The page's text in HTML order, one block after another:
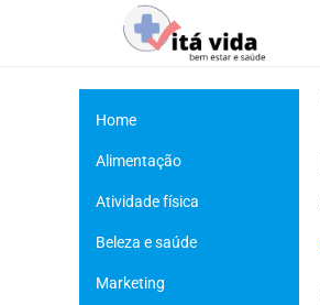
Home
Alimentação
Atividade física
Beleza e saúde
Marketing